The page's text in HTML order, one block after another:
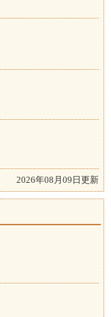
2026年08月09日更新